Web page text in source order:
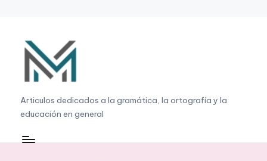
contenido
G
r
a
Articulos dedicados a la gramática, la ortografía y la
educación en general